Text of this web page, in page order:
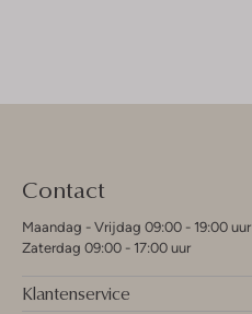
Contact
Maandag - Vrijdag 09:00 - 19:00 uur
Zaterdag 09:00 - 17:00 uur
Klantenservice